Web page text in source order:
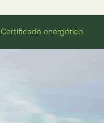
Certificado energético